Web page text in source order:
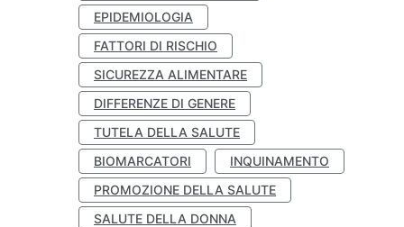
EPIDEMIOLOGIA
FATTORI DI RISCHIO
SICUREZZA ALIMENTARE
DIFFERENZE DI GENERE
TUTELA DELLA SALUTE
BIOMARCATORI
INQUINAMENTO
PROMOZIONE DELLA SALUTE
SALUTE DELLA DONNA